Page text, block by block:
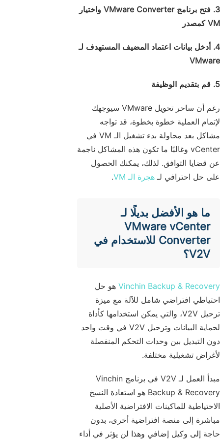
3. فتح برنامج VMware Converter واختيار
VM كمصدر
4. أدخل بيانات اعتماد المضيف المستهدف لـ
VMware
5. قم بتقديم الوظيفة
رغم أن ساحر تحويل VMware سيوجهك
لإتمام العملية خطوة بخطوة، قد تواجه
مشاكل بعد محاولة بدء تشغيل الـ VM في
vCenter وغالبًا ما تكون هذه المشاكل ناجمة
عن قضايا التوافق. لذلك، يمكنك الحصول
على حل احترافي لـ هجرة الـ VM .
ما هو الأفضل بديلًا لـ
VMware vCenter
Converter للاستخدام في
V2V؟
Vinchin Backup & Recovery هو حل
احتياطي افتراضي شامل للآلة مع ميزة
ترحيل V2V، والتي يمكن استخدامها كأداة
لحماية البيانات وترحيل V2V في وقت واحد
دون التبديل بين وحدات التحكم المنفصلة
لأغراض تشغيلية مختلفة.
مبدأ العمل لـ V2V في برنامج Vinchin
Backup & Recovery هو استعادة النسخ
الاحتياطية للماكينات الافتراضية الأصلية
مباشرة إلى منصة افتراضية أخرى، بدون
حاجة إلى وكيل إضافي وهذا لن يؤثر في أداء